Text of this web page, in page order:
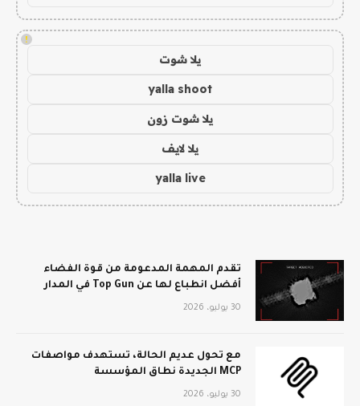
!
يلا شوت
yalla shoot
يلا شوت زون
يلا لايف
yalla live
تقدم المهمة المدعومة من قوة الفضاء
أفضل انطباع لها عن Top Gun في المدار
30 يوليو، 2026
مع تحول عديم الحالة، تستهدف مواصفات
MCP الجديدة نطاق المؤسسة
30 يوليو، 2026